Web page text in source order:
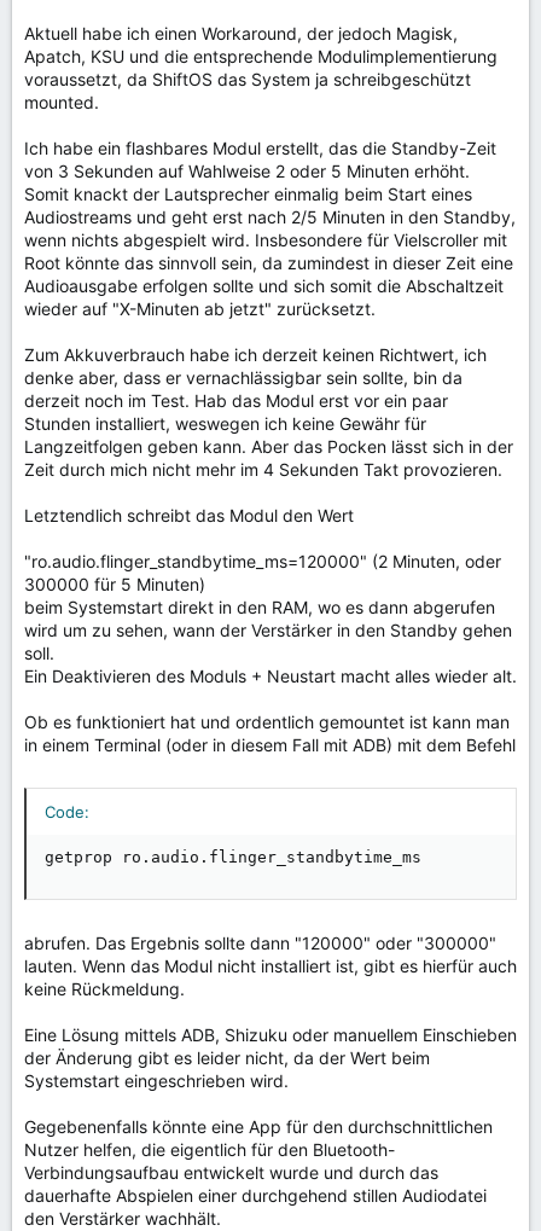
Aktuell habe ich einen Workaround, der jedoch Magisk,
Apatch, KSU und die entsprechende Modulimplementierung
voraussetzt, da ShiftOS das System ja schreibgeschützt
mounted.
Ich habe ein flashbares Modul erstellt, das die Standby-Zeit
von 3 Sekunden auf Wahlweise 2 oder 5 Minuten erhöht.
Somit knackt der Lautsprecher einmalig beim Start eines
Audiostreams und geht erst nach 2/5 Minuten in den Standby,
wenn nichts abgespielt wird. Insbesondere für Vielscroller mit
Root könnte das sinnvoll sein, da zumindest in dieser Zeit eine
Audioausgabe erfolgen sollte und sich somit die Abschaltzeit
wieder auf "X-Minuten ab jetzt" zurücksetzt.
Zum Akkuverbrauch habe ich derzeit keinen Richtwert, ich
denke aber, dass er vernachlässigbar sein sollte, bin da
derzeit noch im Test. Hab das Modul erst vor ein paar
Stunden installiert, weswegen ich keine Gewähr für
Langzeitfolgen geben kann. Aber das Pocken lässt sich in der
Zeit durch mich nicht mehr im 4 Sekunden Takt provozieren.
Letztendlich schreibt das Modul den Wert
"ro.audio.flinger_standbytime_ms=120000" (2 Minuten, oder
300000 für 5 Minuten)
beim Systemstart direkt in den RAM, wo es dann abgerufen
wird um zu sehen, wann der Verstärker in den Standby gehen
soll.
Ein Deaktivieren des Moduls + Neustart macht alles wieder alt.
Ob es funktioniert hat und ordentlich gemountet ist kann man
in einem Terminal (oder in diesem Fall mit ADB) mit dem Befehl
Code:
getprop ro.audio.flinger_standbytime_ms
abrufen. Das Ergebnis sollte dann "120000" oder "300000"
lauten. Wenn das Modul nicht installiert ist, gibt es hierfür auch
keine Rückmeldung.
Eine Lösung mittels ADB, Shizuku oder manuellem Einschieben
der Änderung gibt es leider nicht, da der Wert beim
Systemstart eingeschrieben wird.
Gegebenenfalls könnte eine App für den durchschnittlichen
Nutzer helfen, die eigentlich für den Bluetooth-
Verbindungsaufbau entwickelt wurde und durch das
dauerhafte Abspielen einer durchgehend stillen Audiodatei
den Verstärker wachhält.